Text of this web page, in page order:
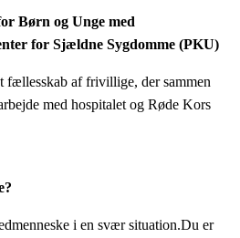
Børn og Unge med
for Sjældne Sygdomme (PKU)
fællesskab af frivillige, der sammen
med hospitalet og Røde Kors
i en svær situation.Du er